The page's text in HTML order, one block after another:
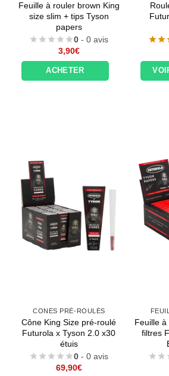
Feuille à rouler brown King
size slim + tips Tyson
papers
0 - 0 avis
3,90€
ACHETER
CONES PRÉ-ROULÉS
Cône King Size pré-roulé
Futurola x Tyson 2.0 x30
étuis
0 - 0 avis
69,90€
Feuille à
filtres